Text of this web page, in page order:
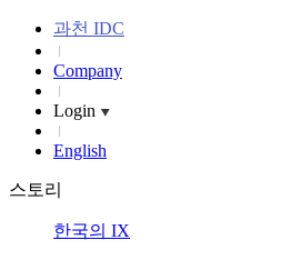
과천 IDC
Company
Login
English
스토리
한국의 IX